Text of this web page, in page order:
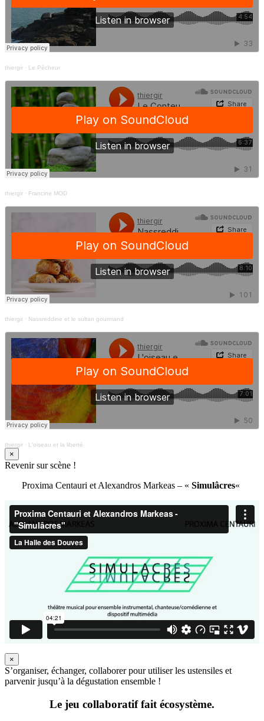
thiergir · Le Pêcheur
thiergir · Francine MOD
thiergir · Nassreddine et le sultan gourmand
thiergir · L'oiseau et la liberté
×
Revenir sur scène !
Proxima Centauri et Alexandros Markeas – « Simulâcres«
×
S’organiser, échanger, collaborer pour utiliser les ustensiles et
parvenir jusqu’à la dégustation ensemble !
Le jeu collaboratif fait écosystème.